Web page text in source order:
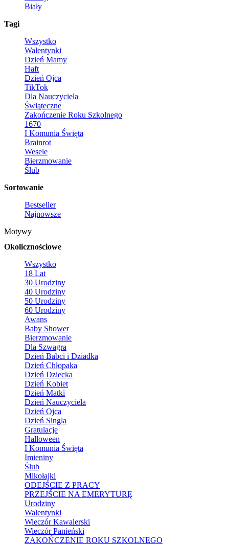
Biały
Tagi
Wszystko
Walentynki
Dzień Mamy
Haft
Dzień Ojca
TikTok
Dla Nauczyciela
Świąteczne
Zakończenie Roku Szkolnego
1670
I Komunia Święta
Brainrot
Wesele
Bierzmowanie
Ślub
Sortowanie
Bestseller
Najnowsze
Motywy
Okolicznościowe
Wszystko
18 Lat
30 Urodziny
40 Urodziny
50 Urodziny
60 Urodziny
Awans
Baby Shower
Bierzmowanie
Dla Szwagra
Dzień Babci i Dziadka
Dzień Chłopaka
Dzień Dziecka
Dzień Kobiet
Dzień Matki
Dzień Nauczyciela
Dzień Ojca
Dzień Singla
Gratulacje
Halloween
I Komunia Święta
Imieniny
Ślub
Mikołajki
ODEJŚCIE Z PRACY
PRZEJŚCIE NA EMERYTURĘ
Urodziny
Walentynki
Wieczór Kawalerski
Wieczór Panieński
ZAKOŃCZENIE ROKU SZKOLNEGO